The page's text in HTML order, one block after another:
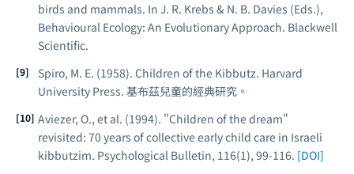
birds and mammals. In J. R. Krebs & N. B. Davies (Eds.),
Behavioural Ecology: An Evolutionary Approach. Blackwell
Scientific.
Spiro, M. E. (1958). Children of the Kibbutz. Harvard
University Press. 基布茲兒童的經典研究。
Aviezer, O., et al. (1994). "Children of the dream"
revisited: 70 years of collective early child care in Israeli
kibbutzim. Psychological Bulletin, 116(1), 99-116. [DOI]